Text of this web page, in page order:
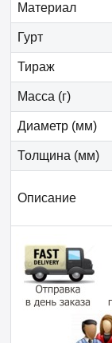
Материал
Гурт
Тираж
Масса (г)
Диаметр (мм)
Толщина (мм)
Описание